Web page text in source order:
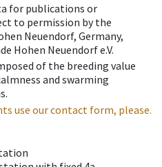
for publications or
to permission by the
Neuendorf, Germany,
Hohen Neuendorf e.V.
of the breeding value
and swarming
use our contact form, please.